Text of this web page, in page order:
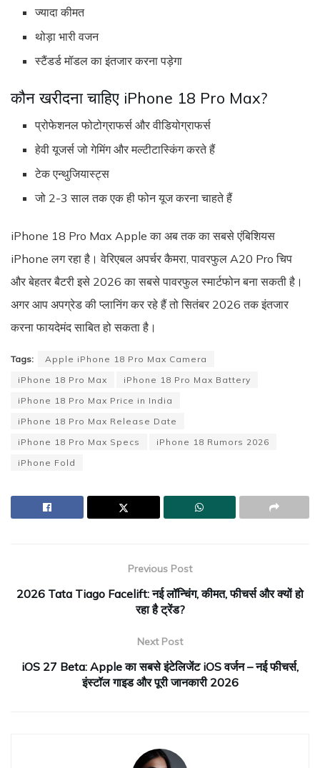
ज्यादा कीमत
थोड़ा भारी वजन
स्टैंडर्ड मॉडल का इंतजार करना पड़ेगा
कौन खरीदना चाहिए iPhone 18 Pro Max?
प्रोफेशनल फोटोग्राफर्स और वीडियोग्राफर्स
हेवी यूजर्स जो गेमिंग और मल्टीटास्किंग करते हैं
टेक एन्थुजियास्ट्स
जो 2-3 साल तक एक ही फोन यूज करना चाहते हैं
iPhone 18 Pro Max Apple का अब तक का सबसे एंबिशियस
iPhone लग रहा है। वेरिएबल अपर्चर कैमरा, पावरफुल A20 Pro चिप
और बेहतर बैटरी इसे 2026 का सबसे पावरफुल स्मार्टफोन बना सकती है।
अगर आप अपग्रेड की प्लानिंग कर रहे हैं तो सितंबर 2026 तक इंतजार
करना फायदेमंद साबित हो सकता है।
Tags:
Apple iPhone 18 Pro Max Camera
iPhone 18 Pro Max
iPhone 18 Pro Max Battery
iPhone 18 Pro Max Price in India
iPhone 18 Pro Max Release Date
iPhone 18 Pro Max Specs
iPhone 18 Rumors 2026
iPhone Fold
Previous Post
2026 Tata Tiago Facelift: नई लॉन्चिंग, कीमत, फीचर्स और क्यों हो
रहा है ट्रेंड?
Next Post
iOS 27 Beta: Apple का सबसे इंटेलिजेंट iOS वर्जन – नई फीचर्स,
इंस्टॉल गाइड और पूरी जानकारी 2026